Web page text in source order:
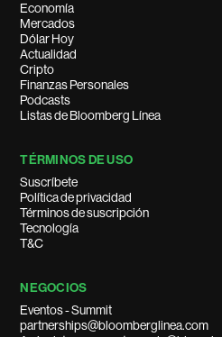
Economía
Mercados
Dólar Hoy
Actualidad
Cripto
Finanzas Personales
Podcasts
Listas de Bloomberg Línea
TÉRMINOS DE USO
Suscríbete
Política de privacidad
Términos de suscripción
Tecnología
T&C
NEGOCIOS
Eventos - Summit
partnerships@bloomberglinea.com